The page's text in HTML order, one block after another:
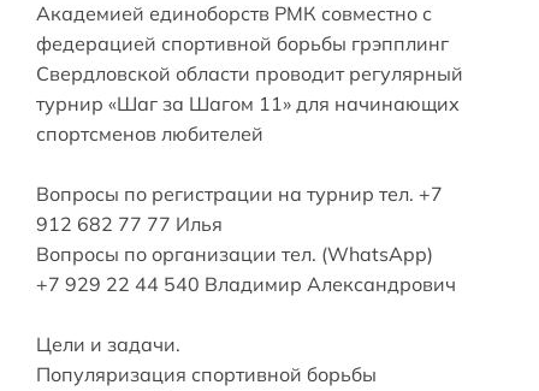
Академией единоборств РМК совместно с
федерацией спортивной борьбы грэпплинг
Свердловской области проводит регулярный
турнир «Шаг за Шагом 11» для начинающих
спортсменов любителей
Вопросы по регистрации на турнир тел. +7
912 682 77 77 Илья
Вопросы по организации тел. (WhatsApp)
+7 929 22 44 540 Владимир Александрович
Цели и задачи.
Популяризация спортивной борьбы